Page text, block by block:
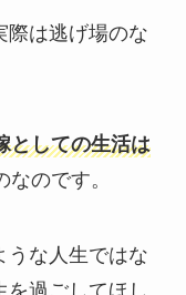
際は逃げ場のな
としての生活は
なのです。
うな人生ではな
を過ごしてほし